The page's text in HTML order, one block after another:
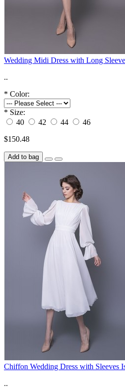
Wedding Midi Dress with Long
..
* Color:
* Size:
40
42 44
46
$150.48
Add to bag
Chiffon Wedding Dress with Sleeves
..